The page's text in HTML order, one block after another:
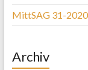
MittSAG 31-
Archiv